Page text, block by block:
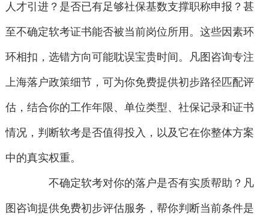
人才引进？是否已有足够社保基数支撑职称申报？甚
至不确定软考证书能否被当前岗位所用。这些因素环
环相扣，选错方向可能耽误宝贵时间。凡图咨询专注
上海落户政策细节，可为你免费提供初步路径匹配评
估，结合你的工作年限、单位类型、社保记录和证书
情况，判断软考是否值得投入，以及它在你整体方案
中的真实权重。
不确定软考对你的落户是否有实质帮助？凡
图咨询提供免费初步评估服务，帮你判断当前条件是